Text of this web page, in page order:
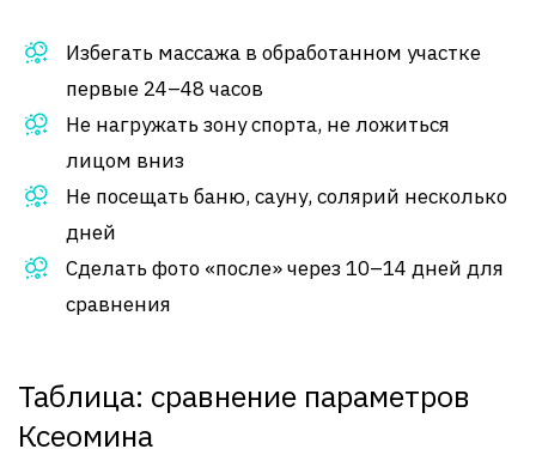
Избегать массажа в обработанном участке
первые 24–48 часов
Не нагружать зону спорта, не ложиться
лицом вниз
Не посещать баню, сауну, солярий несколько
дней
Сделать фото «после» через 10–14 дней для
сравнения
Таблица: сравнение параметров
Ксеомина